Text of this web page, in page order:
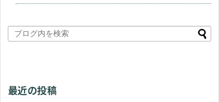
最近の投稿